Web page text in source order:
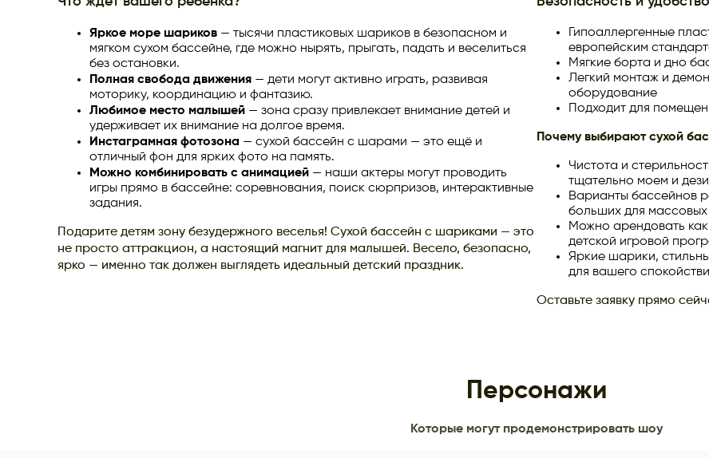
Яркое море шариков — тысячи пластиковых шариков в безопасном и
мягком сухом бассейне, где можно нырять, прыгать, падать и веселиться
без остановки.
Полная свобода движения — дети могут активно играть, развивая
моторику, координацию и фантазию.
Любимое место малышей — зона сразу привлекает внимание детей и
удерживает их внимание на долгое время.
Инстаграмная фотозона — сухой бассейн с шарами — это ещё и
отличный фон для ярких фото на память.
Можно комбинировать с анимацией — наши актеры могут проводить
игры прямо в бассейне: соревнования, поиск сюрпризов, интерактивные
задания.
Подарите детям зону безудержного веселья! Сухой бассейн с шариками — это
не просто аттракцион, а настоящий магнит для малышей. Весело, безопасно,
ярко — именно так должен выглядеть идеальный детский праздник.
Гипоаллергенные
европейским
Мягкие борта и дно
Легкий монтаж и
оборудование
Подходит для
Почему выбирают сухой
Чистота и
тщательно моем и
Варианты бассейнов
больших для
Можно арендовать
детской игровой
Яркие шарики,
для вашего
Оставьте заявку прямо
Персонажи
Которые могут продемонстрировать шоу